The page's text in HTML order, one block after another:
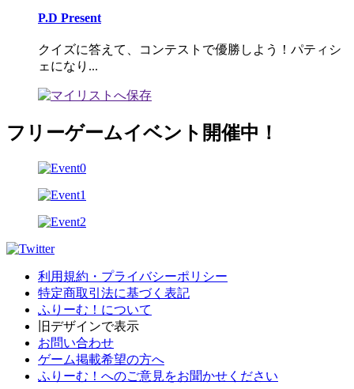
P.D Present
クイズに答えて、コンテストで優勝しよう！パティシ
ェになり...
フリーゲームイベント開催中！
利用規約・プライバシーポリシー
特定商取引法に基づく表記
ふりーむ！について
旧デザインで表示
お問い合わせ
ゲーム掲載希望の方へ
ふりーむ！へのご意見をお聞かせください